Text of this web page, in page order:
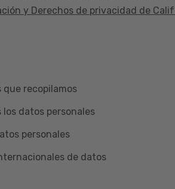
y Derechos de privacidad de
que recopilamos
los datos personales
personales
de datos